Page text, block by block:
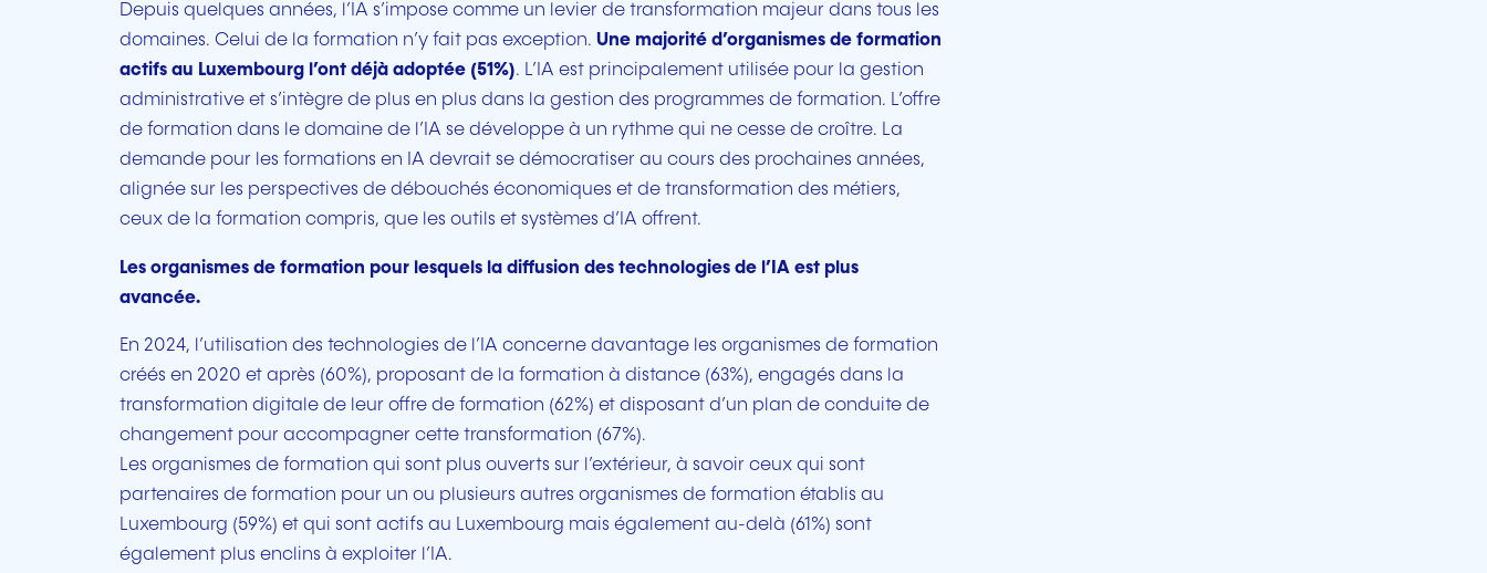
Depuis quelques années, l’IA s’impose comme un levier de transformation majeur dans tous les
domaines. Celui de la formation n’y fait pas exception. Une majorité d’organismes de formation
actifs au Luxembourg l’ont déjà adoptée (51%). L’IA est principalement utilisée pour la gestion
administrative et s’intègre de plus en plus dans la gestion des programmes de formation. L’offre
de formation dans le domaine de l’IA se développe à un rythme qui ne cesse de croître. La
demande pour les formations en IA devrait se démocratiser au cours des prochaines années,
alignée sur les perspectives de débouchés économiques et de transformation des métiers,
ceux de la formation compris, que les outils et systèmes d’IA offrent.
Les organismes de formation pour lesquels la diffusion des technologies de l’IA est plus
avancée.
En 2024, l’utilisation des technologies de l’IA concerne davantage les organismes de formation
créés en 2020 et après (60%), proposant de la formation à distance (63%), engagés dans la
transformation digitale de leur offre de formation (62%) et disposant d’un plan de conduite de
changement pour accompagner cette transformation (67%).
Les organismes de formation qui sont plus ouverts sur l’extérieur, à savoir ceux qui sont
partenaires de formation pour un ou plusieurs autres organismes de formation établis au
Luxembourg (59%) et qui sont actifs au Luxembourg mais également au-delà (61%) sont
également plus enclins à exploiter l’IA.